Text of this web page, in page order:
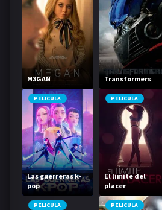
M3GAN Transformers
PELICULA
Las guerreras k-
pop
PELICULA
El limite del
placer
PELICULA PELICULA